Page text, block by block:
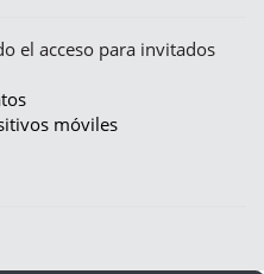
el acceso para invitados
móviles